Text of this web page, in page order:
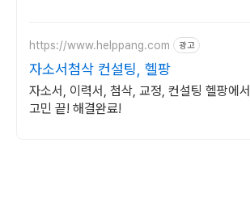
https://www.helppang.com 광고
자소서첨삭 컨설팅, 헬팡
자소서, 이력서, 첨삭, 교정, 컨설팅 헬팡에서
고민 끝! 해결완료!